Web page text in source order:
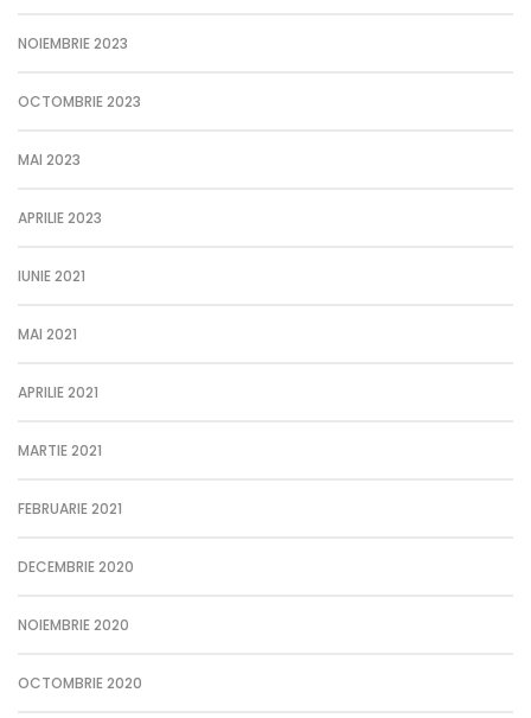
NOIEMBRIE 2023
OCTOMBRIE 2023
MAI 2023
APRILIE 2023
IUNIE 2021
MAI 2021
APRILIE 2021
MARTIE 2021
FEBRUARIE 2021
DECEMBRIE 2020
NOIEMBRIE 2020
OCTOMBRIE 2020